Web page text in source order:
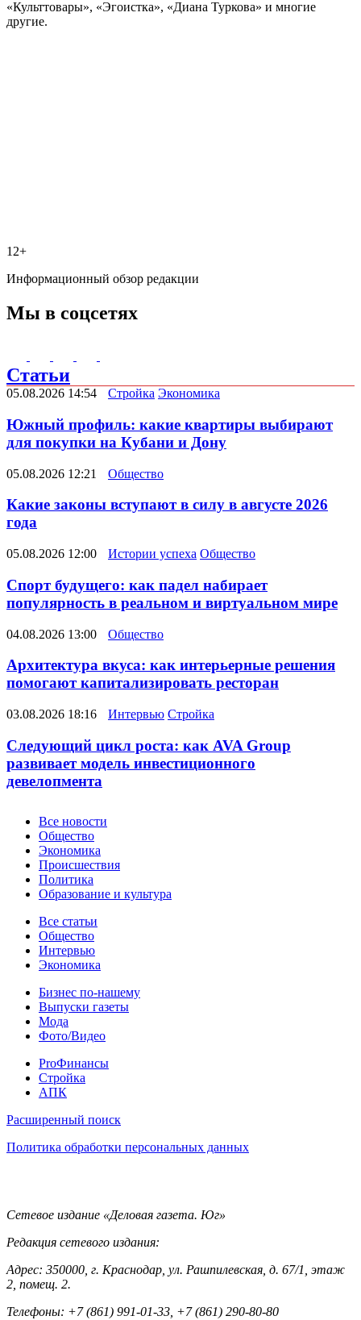
«Культтовары», «Эгоистка», «Диана Туркова» и многие
другие.
12+
Информационный обзор редакции
Мы в соцсетях
Статьи
05.08.2026 14:54 Стройка Экономика
Южный профиль: какие квартиры выбирают
для покупки на Кубани и Дону
05.08.2026 12:21 Общество
Какие законы вступают в силу в августе 2026
года
05.08.2026 12:00 Истории успеха Общество
Спорт будущего: как падел набирает
популярность в реальном и виртуальном мире
04.08.2026 13:00 Общество
Архитектура вкуса: как интерьерные решения
помогают капитализировать ресторан
03.08.2026 18:16 Интервью Стройка
Следующий цикл роста: как AVA Group
развивает модель инвестиционного
девелопмента
Новости
Все новости
Общество
Экономика
Происшествия
Политика
Образование и культура
Статьи
Все статьи
Общество
Интервью
Экономика
Разное
Бизнес по-нашему
Выпуски газеты
Мода
Фото/Видео
Pro
ProФинансы
Стройка
АПК
Информация
Расширенный поиск
Политика обработки персональных данных
Контакты
Сетевое издание «Деловая газета. Юг»
Редакция сетевого издания:
Адрес: 350000, г. Краснодар, ул. Рашпилевская, д. 67/1, этаж
2, помещ. 2.
Телефоны: +7 (861) 991-01-33, +7 (861) 290-80-80